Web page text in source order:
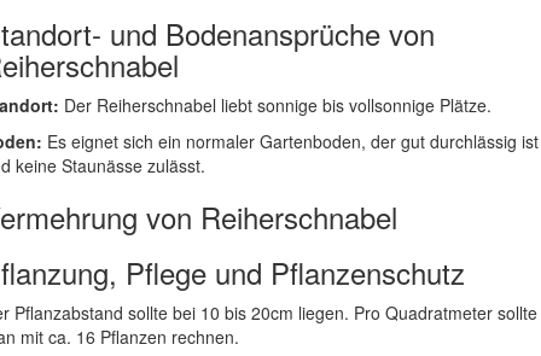
und Bodenansprüche von
Der Reiherschnabel liebt sonnige bis vollsonnige Plätze.
Es eignet sich ein normaler Gartenboden, der gut durchlässig ist
keine Staunässe zulässt.
von Reiherschnabel
Pflege und Pflanzenschutz
Pflanzabstand sollte bei 10 bis 20cm liegen. Pro Quadratmeter sollte
mit ca. 16 Pflanzen rechnen.